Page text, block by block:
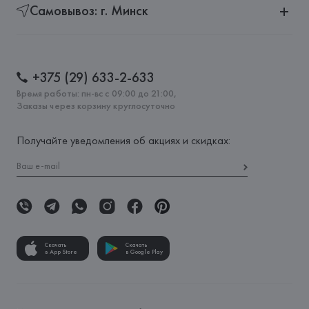
Самовывоз: г. Минск
+375 (29) 633-2-633
Время работы: пн-вс с 09:00 до 21:00,
Заказы через корзину круглосуточно
Получайте уведомления об акциях и скидках:
Скачать
в App Store
Скачать
в Google Play